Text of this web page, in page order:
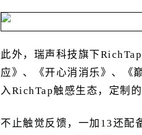
此外，瑞声科技旗下
应》、《开心消消乐》、《
入RichTap触感生态，定制
不止触觉反馈，一加13还配